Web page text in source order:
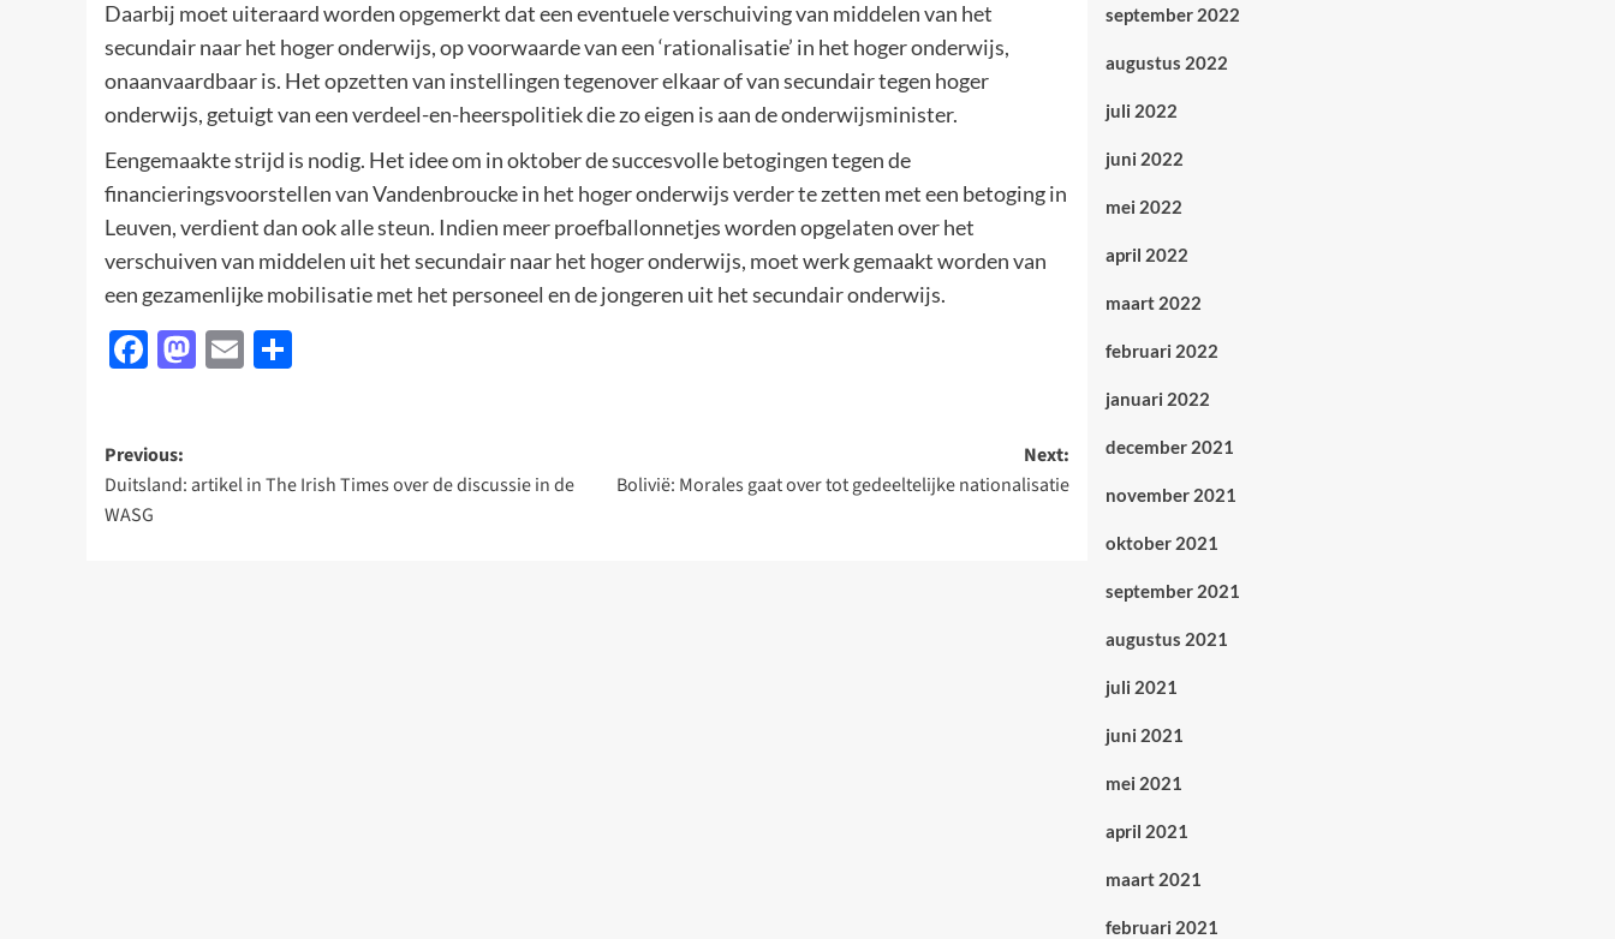
Daarbij moet uiteraard worden opgemerkt dat een eventuele verschuiving van middelen van het
secundair naar het hoger onderwijs, op voorwaarde van een ‘rationalisatie’ in het hoger onderwijs,
onaanvaardbaar is. Het opzetten van instellingen tegenover elkaar of van secundair tegen hoger
onderwijs, getuigt van een verdeel-en-heerspolitiek die zo eigen is aan de onderwijsminister.
Eengemaakte strijd is nodig. Het idee om in oktober de succesvolle betogingen tegen de
financieringsvoorstellen van Vandenbroucke in het hoger onderwijs verder te zetten met een betoging in
Leuven, verdient dan ook alle steun. Indien meer proefballonnetjes worden opgelaten over het
verschuiven van middelen uit het secundair naar het hoger onderwijs, moet werk gemaakt worden van
een gezamenlijke mobilisatie met het personeel en de jongeren uit het secundair onderwijs.
Facebook
Mastodon
Email
Post
navigation
Previous:
Duitsland: artikel in The Irish Times over de discussie in de
WASG
Next:
Bolivië: Morales gaat over tot gedeeltelijke nationalisatie
september 2022
augustus 2022
juli 2022
juni 2022
mei 2022
april 2022
maart 2022
februari 2022
januari 2022
december 2021
november 2021
oktober 2021
september 2021
augustus 2021
juli 2021
juni 2021
mei 2021
april 2021
maart 2021
februari 2021